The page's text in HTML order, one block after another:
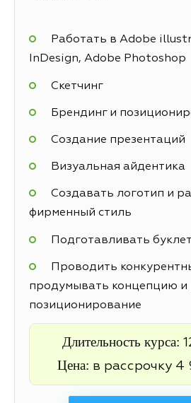
Работать в Adobe
InDesign, Adobe Photoshop
Скетчинг
Брендинг и
Создание презентаций
Визуальная айдентика
Создавать логотип и
фирменный стиль
Подготавливать
Проводить
продумывать концепцию и
позиционирование
Длительность курса:
Цена: в рассрочку